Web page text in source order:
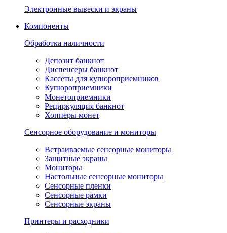
Электронные вывески и экраны
Компоненты
Обработка наличности
Депозит банкнот
Диспенсеры банкнот
Кассеты для купюроприемников
Купюроприемники
Монетоприемники
Рециркуляция банкнот
Хопперы монет
Сенсорное оборудование и мониторы
Встраиваемые сенсорные мониторы
Защитные экраны
Мониторы
Настольные сенсорные мониторы
Сенсорные пленки
Сенсорные рамки
Сенсорные экраны
Принтеры и расходники